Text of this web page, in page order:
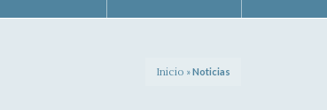
Inicio »Noticias